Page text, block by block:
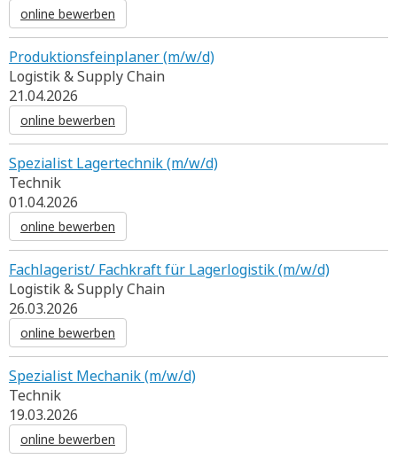
online bewerben
Produktionsfeinplaner (m/w/d)
Logistik & Supply Chain
21.04.2026
online bewerben
Spezialist Lagertechnik (m/w/d)
Technik
01.04.2026
online bewerben
Fachlagerist/ Fachkraft für Lagerlogistik (m/w/d)
Logistik & Supply Chain
26.03.2026
online bewerben
Spezialist Mechanik (m/w/d)
Technik
19.03.2026
online bewerben